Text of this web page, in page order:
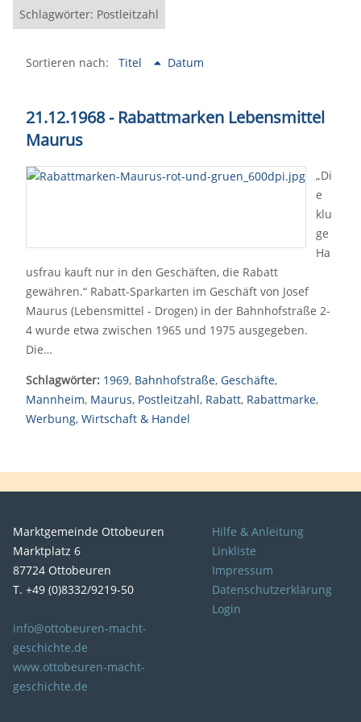
Schlagwörter: Postleitzahl
Sortieren nach: Titel Datum
21.12.1968 - Rabattmarken Lebensmittel
Maurus
„Di
e
klu
ge
Ha
usfrau kauft nur in den Geschäften, die Rabatt
gewähren.“ Rabatt-Sparkarten im Geschäft von Josef
Maurus (Lebensmittel - Drogen) in der Bahnhofstraße 2-
4 wurde etwa zwischen 1965 und 1975 ausgegeben.
Die…
Schlagwörter: 1969, Bahnhofstraße, Geschäfte,
Mannheim, Maurus, Postleitzahl, Rabatt, Rabattmarke,
Werbung, Wirtschaft & Handel
Marktgemeinde Ottobeuren
Marktplatz 6
87724 Ottobeuren
T. +49 (0)8332/9219-50
info@ottobeuren-macht-
geschichte.de
www.ottobeuren-macht-
geschichte.de
Hilfe & Anleitung
Linkliste
Impressum
Datenschutzerklärung
Login